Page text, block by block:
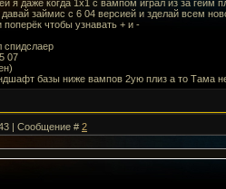
я даже когда 1х1 с вампом играл из за гейм
займис с 6 04 версией и зделай всем
поперёк чтобы узнавать + и -
спидслаер
07
базы ниже вампов 2ую плиз а то Тама
| Сообщение # 2